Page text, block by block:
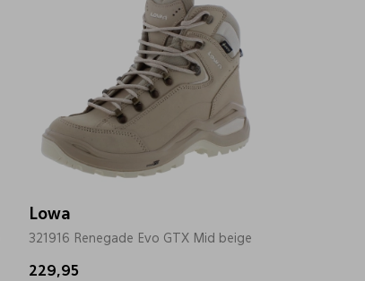
Lowa
321916 Renegade Evo GTX Mid beige
229,95